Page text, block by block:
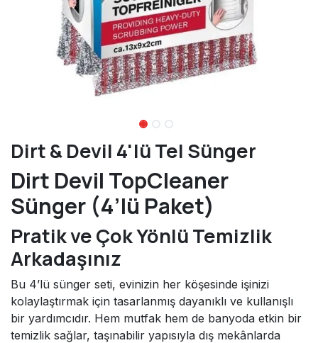
Dirt & Devil 4'lü Tel Sünger
Dirt Devil TopCleaner
Sünger (4’lü Paket)
Pratik ve Çok Yönlü Temizlik
Arkadaşınız
Bu 4’lü sünger seti, evinizin her köşesinde işinizi
kolaylaştırmak için tasarlanmış dayanıklı ve kullanışlı
bir yardımcıdır. Hem mutfak hem de banyoda etkin bir
temizlik sağlar, taşınabilir yapısıyla dış mekânlarda